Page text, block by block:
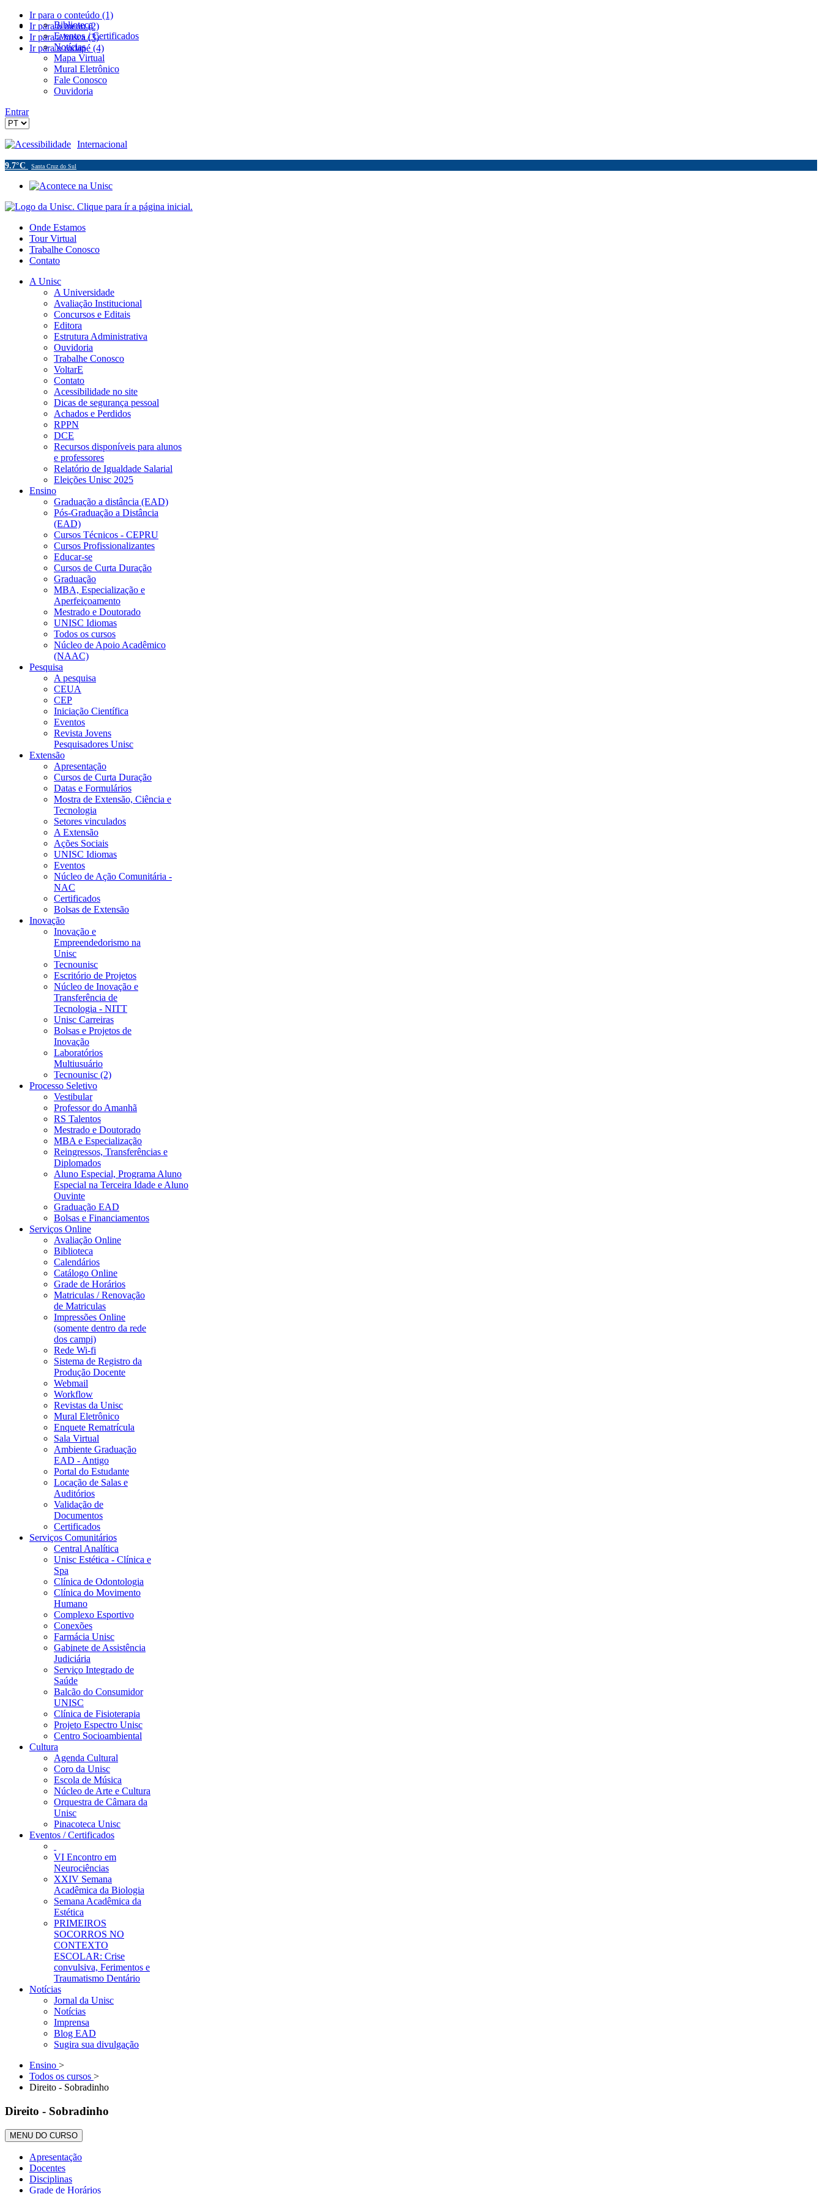
Ir para o conteúdo (1)
Ir para o menu (2)
Ir para a busca (3)
Ir para o rodapé (4)
Biblioteca
Eventos / Certificados
Notícias
Mapa Virtual
Mural Eletrônico
Fale Conosco
Ouvidoria
Entrar
Acessibilidade Internacional
9.7°C Santa Cruz do Sul
Onde Estamos
Tour Virtual
Trabalhe Conosco
Contato
A Unisc
A Universidade
Avaliação Institucional
Concursos e Editais
Editora
Estrutura Administrativa
Ouvidoria
Trabalhe Conosco
VoltarE
Contato
Acessibilidade no site
Dicas de segurança pessoal
Achados e Perdidos
RPPN
DCE
Recursos disponíveis para alunos
e professores
Relatório de Igualdade Salarial
Eleições Unisc 2025
Ensino
Graduação a distância (EAD)
Pós-Graduação a Distância
(EAD)
Cursos Técnicos - CEPRU
Cursos Profissionalizantes
Educar-se
Cursos de Curta Duração
Graduação
MBA, Especialização e
Aperfeiçoamento
Mestrado e Doutorado
UNISC Idiomas
Todos os cursos
Núcleo de Apoio Acadêmico
(NAAC)
Pesquisa
A pesquisa
CEUA
CEP
Iniciação Científica
Eventos
Revista Jovens
Pesquisadores Unisc
Extensão
Apresentação
Cursos de Curta Duração
Datas e Formulários
Mostra de Extensão, Ciência e
Tecnologia
Setores vinculados
A Extensão
Ações Sociais
UNISC Idiomas
Eventos
Núcleo de Ação Comunitária -
NAC
Certificados
Bolsas de Extensão
Inovação
Inovação e
Empreendedorismo na
Unisc
Tecnounisc
Escritório de Projetos
Núcleo de Inovação e
Transferência de
Tecnologia - NITT
Unisc Carreiras
Bolsas e Projetos de
Inovação
Laboratórios
Multiusuário
Tecnounisc (2)
Processo Seletivo
Vestibular
Professor do Amanhã
RS Talentos
Mestrado e Doutorado
MBA e Especialização
Reingressos, Transferências e
Diplomados
Aluno Especial, Programa Aluno
Especial na Terceira Idade e Aluno
Ouvinte
Graduação EAD
Bolsas e Financiamentos
Serviços Online
Avaliação Online
Biblioteca
Calendários
Catálogo Online
Grade de Horários
Matriculas / Renovação
de Matriculas
Impressões Online
(somente dentro da rede
dos campi)
Rede Wi-fi
Sistema de Registro da
Produção Docente
Webmail
Workflow
Revistas da Unisc
Mural Eletrônico
Enquete Rematrícula
Sala Virtual
Ambiente Graduação
EAD - Antigo
Portal do Estudante
Locação de Salas e
Auditórios
Validação de
Documentos
Certificados
Serviços Comunitários
Central Analítica
Unisc Estética - Clínica e
Spa
Clínica de Odontologia
Clínica do Movimento
Humano
Complexo Esportivo
Conexões
Farmácia Unisc
Gabinete de Assistência
Judiciária
Serviço Integrado de
Saúde
Balcão do Consumidor
UNISC
Clínica de Fisioterapia
Projeto Espectro Unisc
Centro Socioambiental
Cultura
Agenda Cultural
Coro da Unisc
Escola de Música
Núcleo de Arte e Cultura
Orquestra de Câmara da
Unisc
Pinacoteca Unisc
Eventos / Certificados
VI Encontro em
Neurociências
XXIV Semana
Acadêmica da Biologia
Semana Acadêmica da
Estética
PRIMEIROS
SOCORROS NO
CONTEXTO
ESCOLAR: Crise
convulsiva, Ferimentos e
Traumatismo Dentário
Notícias
Jornal da Unisc
Notícias
Imprensa
Blog EAD
Sugira sua divulgação
Ensino >
Todos os cursos >
Direito - Sobradinho
Direito - Sobradinho
MENU DO CURSO
Apresentação
Docentes
Disciplinas
Grade de Horários